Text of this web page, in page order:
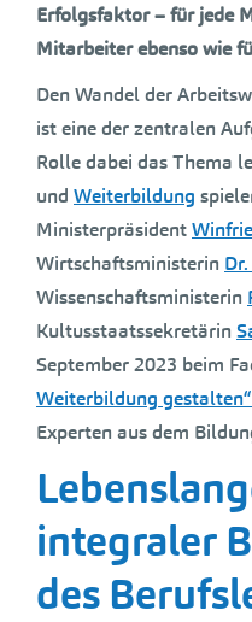
Erfolgsfaktor – für jede
Mitarbeiter ebenso wie
Den Wandel der
ist eine der zentralen
Rolle dabei das Thema
und Weiterbildung
Ministerpräsident
Wirtschaftsministerin
Wissenschaftsministerin
Kultusstaatssekretärin
September 2023 beim
Weiterbildung
Experten aus dem
integraler
des